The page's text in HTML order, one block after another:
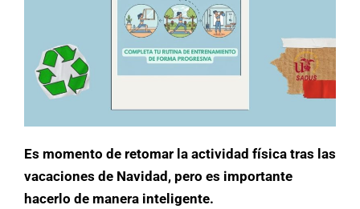
Es momento de retomar la actividad física tras las
vacaciones de Navidad, pero es importante
hacerlo de manera inteligente.